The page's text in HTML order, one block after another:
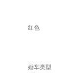
红色
婚车类型